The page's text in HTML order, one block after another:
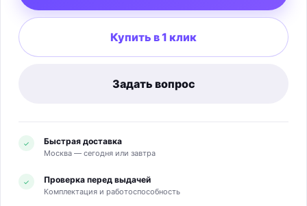
Купить в 1 клик
Задать вопрос
✓ Быстрая доставка
Москва — сегодня или завтра
✓ Проверка перед выдачей
Комплектация и работоспособность